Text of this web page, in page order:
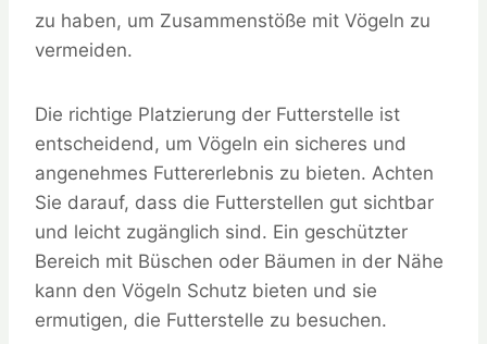
zu haben, um Zusammenstöße mit Vögeln zu
vermeiden.
Die richtige Platzierung der Futterstelle ist
entscheidend, um Vögeln ein sicheres und
angenehmes Futtererlebnis zu bieten. Achten
Sie darauf, dass die Futterstellen gut sichtbar
und leicht zugänglich sind. Ein geschützter
Bereich mit Büschen oder Bäumen in der Nähe
kann den Vögeln Schutz bieten und sie
ermutigen, die Futterstelle zu besuchen.